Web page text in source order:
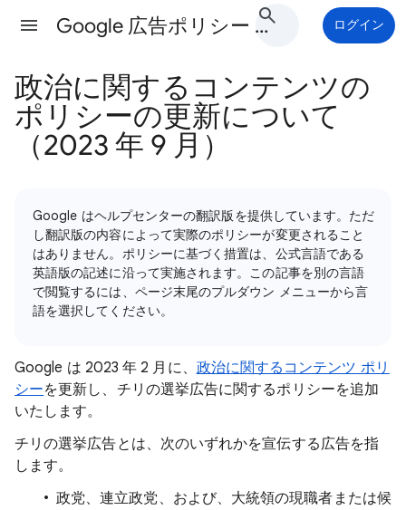
Google 広告ポリシー ヘルプ ログイン
政治に関するコンテンツの
ポリシーの更新について
（2023 年 9 月）
Google はヘルプセンターの翻訳版を提供しています。ただ
し翻訳版の内容によって実際のポリシーが変更されること
はありません。ポリシーに基づく措置は、公式言語である
英語版の記述に沿って実施されます。この記事を別の言語
で閲覧するには、ページ末尾のプルダウン メニューから言
語を選択してください。
Google は 2023 年 2 月に、 政治に関するコンテンツ ポリ
シーを更新し、チリの選挙広告に関するポリシーを追加
いたします。
チリの選挙広告とは、次のいずれかを宣伝する広告を指
します。
政党、連立政党、および、大統領の現職者または候